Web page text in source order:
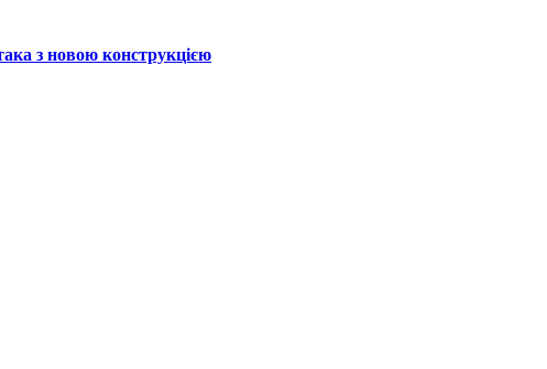
з новою конструкцією